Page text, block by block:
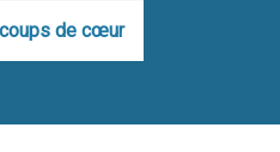
de cœur